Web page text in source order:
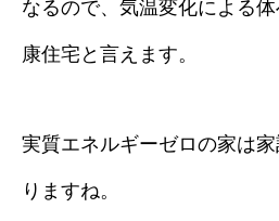
なるので、気温変化による
康住宅と言えます。
実質エネルギーゼロの家は
りますね。